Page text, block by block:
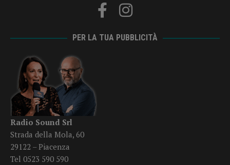
PER LA TUA PUBBLICITÀ
Radio Sound Srl
Strada della Mola, 60
29122 – Piacenza
Tel 0523 590 590